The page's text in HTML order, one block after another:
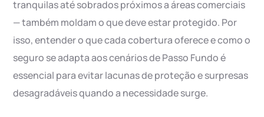
tranquilas até sobrados próximos a áreas comerciais
— também moldam o que deve estar protegido. Por
isso, entender o que cada cobertura oferece e como o
seguro se adapta aos cenários de Passo Fundo é
essencial para evitar lacunas de proteção e surpresas
desagradáveis quando a necessidade surge.